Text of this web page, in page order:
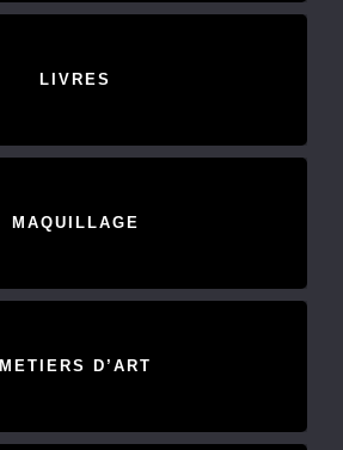
LIVRES
MAQUILLAGE
METIERS D’ART